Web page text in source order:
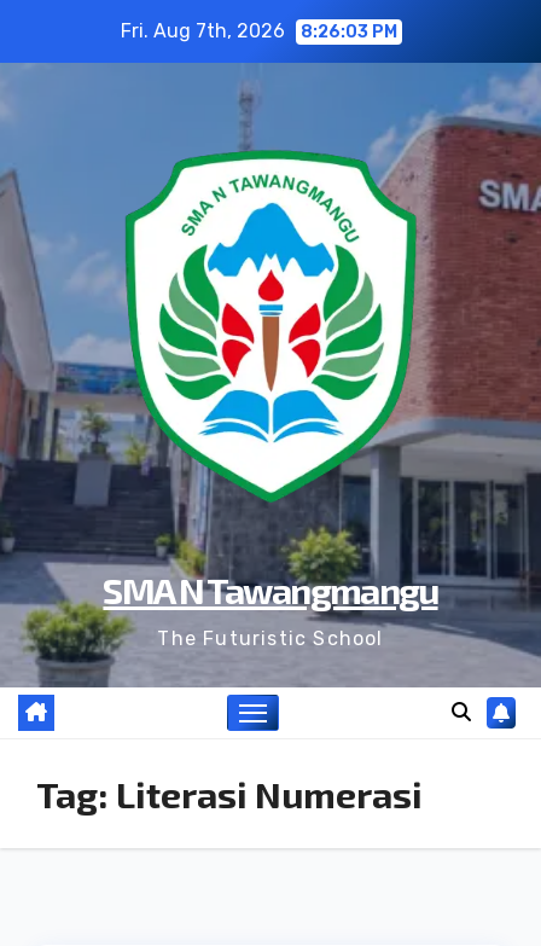
Fri. Aug 7th, 2026 8:26:04 PM
SMA N Tawangmangu
The Futuristic School
Tag: Literasi Numerasi